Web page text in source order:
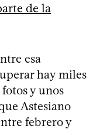
de la
esa
hay miles
y unos
Astesiano
febrero y